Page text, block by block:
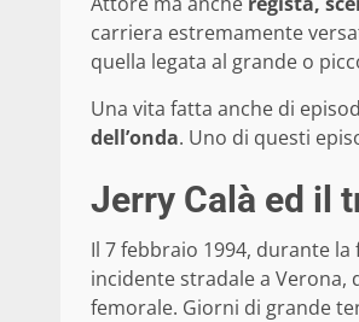
carriera estremamente
quella legata al grande o
Una vita fatta anche di
dell’onda. Uno di questi
Jerry Calà ed il
Il 7 febbraio 1994, durante la
incidente stradale a
femorale. Giorni di grande